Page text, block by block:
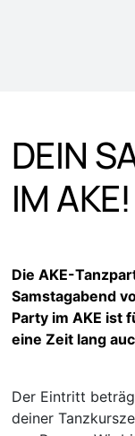
DEIN
IM AKE!
Die AKE-
Samstagabend
Party im AKE ist
eine Zeit lang
Der Eintritt
deiner